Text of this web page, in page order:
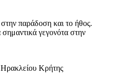
παράδοση και το ήθος.
γεγονότα στην
Κρήτης